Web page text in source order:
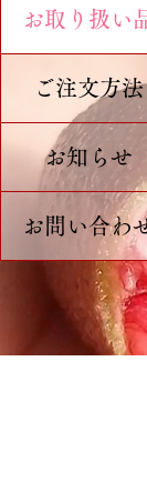
お取り扱い
ご注文方法
お知らせ
お問い合わ